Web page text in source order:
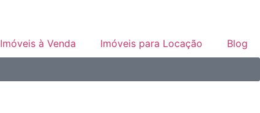
Imóveis à Venda Imóveis para Locação Blog